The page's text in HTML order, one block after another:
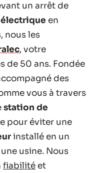
un arrêt de
en
nous les
, votre
de 50 ans. Fondée
des
vous à travers
station de
pour éviter une
installé en un
usine. Nous
fiabilité et